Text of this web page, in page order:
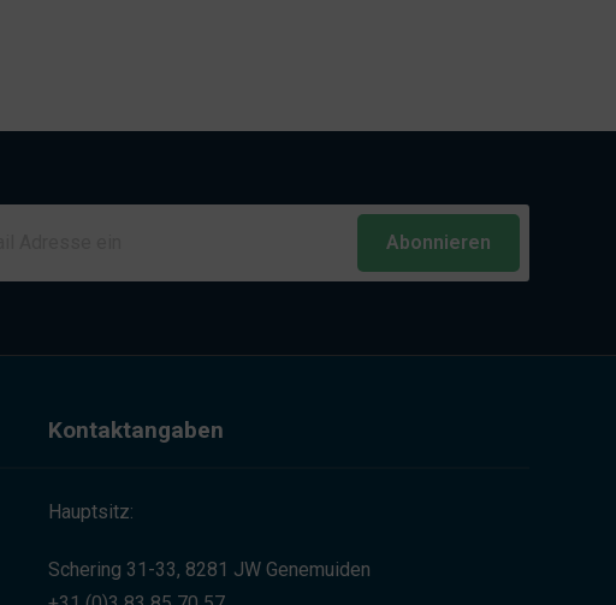
Abonnieren
Kontaktangaben
Hauptsitz:
Schering 31-33, 8281 JW Genemuiden